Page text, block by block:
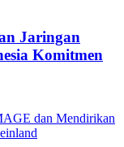
Jaringan
Komitmen
dan Mendirikan